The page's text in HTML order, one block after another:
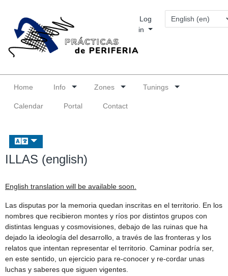
Log
in
Home Info Zones Tunings
Calendar Portal Contact
ILLAS (english)
English translation will be available soon.
Las disputas por la memoria quedan inscritas en el territorio. En los
nombres que recibieron montes y ríos por distintos grupos con
distintas lenguas y cosmovisiones, debajo de las ruinas que ha
dejado la ideología del desarrollo, a través de las fronteras y los
relatos que intentan representar el territorio. Caminar podría ser,
en este sentido, un ejercicio para re-conocer y re-cordar unas
luchas y saberes que siguen vigentes.